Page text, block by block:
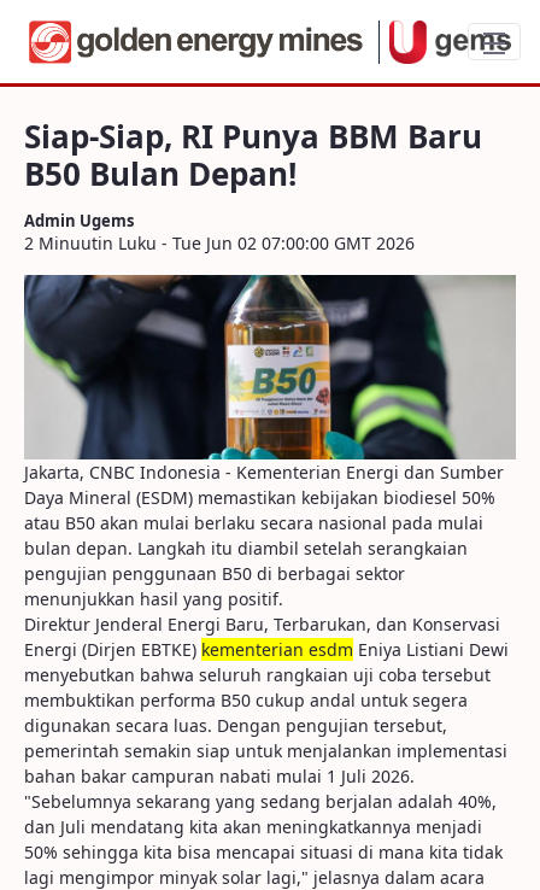
Siap-Siap, RI Punya BBM Baru B50 Bulan
Siap-Siap, RI Punya BBM Baru
B50 Bulan Depan!
Admin Ugems
2 Minuutin Luku - Tue Jun 02 07:00:00 GMT 2026
Jakarta, CNBC Indonesia - Kementerian Energi dan Sumber
Daya Mineral (ESDM) memastikan kebijakan biodiesel 50%
atau B50 akan mulai berlaku secara nasional pada mulai
bulan depan. Langkah itu diambil setelah serangkaian
pengujian penggunaan B50 di berbagai sektor
menunjukkan hasil yang positif.
Direktur Jenderal Energi Baru, Terbarukan, dan Konservasi
Energi (Dirjen EBTKE) kementerian esdm Eniya Listiani Dewi
menyebutkan bahwa seluruh rangkaian uji coba tersebut
membuktikan performa B50 cukup andal untuk segera
digunakan secara luas. Dengan pengujian tersebut,
pemerintah semakin siap untuk menjalankan implementasi
bahan bakar campuran nabati mulai 1 Juli 2026.
"Sebelumnya sekarang yang sedang berjalan adalah 40%,
dan Juli mendatang kita akan meningkatkannya menjadi
50% sehingga kita bisa mencapai situasi di mana kita tidak
lagi mengimpor minyak solar lagi," jelasnya dalam acara